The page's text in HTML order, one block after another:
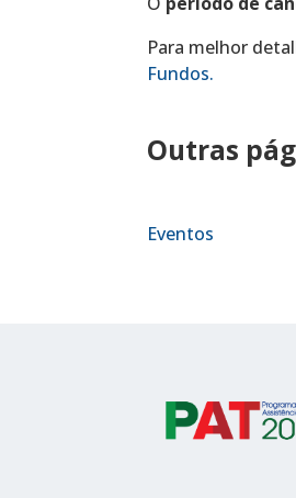
Para melhor
Fundos.
Outras
Eventos